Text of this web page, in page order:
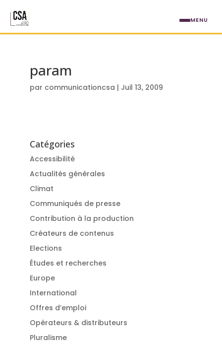
param
par communicationcsa | Juil 13, 2009
Catégories
Accessibilité
Actualités générales
Climat
Communiqués de presse
Contribution à la production
Créateurs de contenus
Elections
Études et recherches
Europe
International
Offres d’emploi
Opérateurs & distributeurs
Pluralisme
MENU